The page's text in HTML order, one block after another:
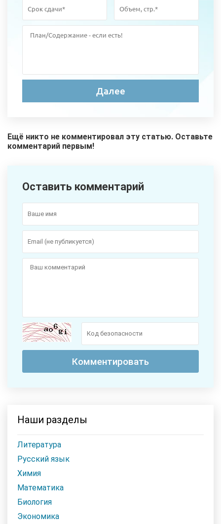
Ещё никто не комментировал эту статью. Оставьте
комментарий первым!
Оставить комментарий
Наши разделы
Литература
Русский язык
Химия
Математика
Биология
Экономика